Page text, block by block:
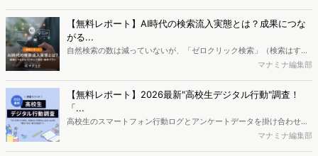
データを活用し、Web上の消費者行動を起点とした競合サイト分析や
消費者分析が可能です。今回はDockpitならではの利便性の高い機能
や活用方法を解説します。
【無料レポート】AI時代の検索流入実態とは？成果につな
がる...
自然検索の数は減っていないが、「ゼロクリック検索」（検索はする
がページには流入しない）の割合が増加しているのが、AI時代の検索
か、また、要因を理解した上で、成果に確実につながるコンテンツを
制作するにはどうするべきなのでしょうか。本レポートはこのような
疑問をお抱えのSEO・Webマーケティングご担当者様におすすめの内
容となっています。※本レポートは記事のフォームから無料でダウン
マナミナ編集部
【無料レポート】2026最新"高校生デジタル行動"調査！
「...
高校生のスマートフォン行動ログとアンケートデータを掛け合わせ、
最新の若年層（高校生）におけるデジタル行動実態やSNSの利用傾向
マナミナ編集部